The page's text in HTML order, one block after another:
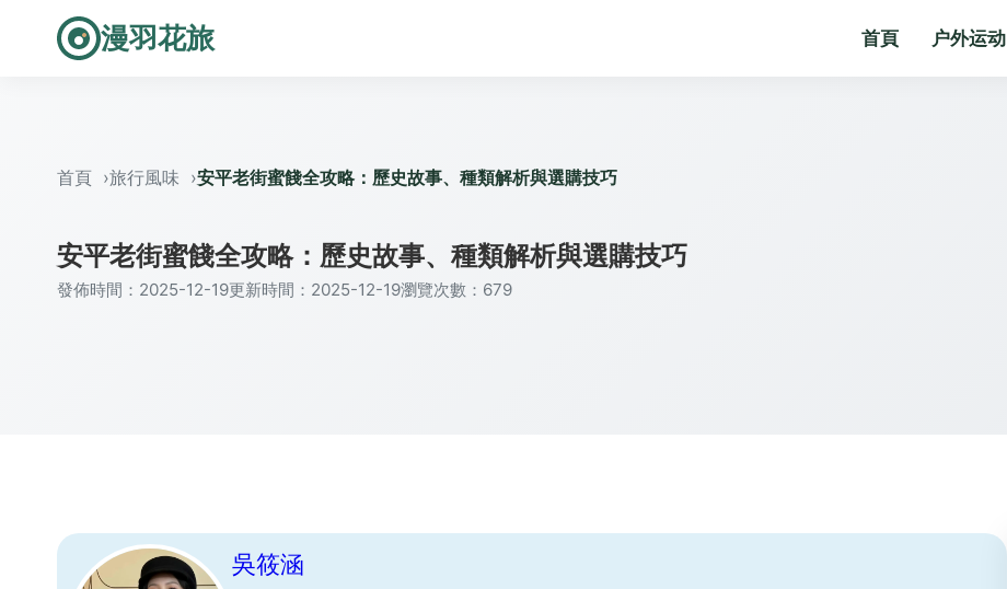
漫羽花旅 首頁 户外运动
首頁 旅行風味 安平老街蜜餞全攻略：歷史故事、種類解析與選購技巧
安平老街蜜餞全攻略：歷史故事、種類解析與選購技巧
發佈時間：2025-12-19更新時間：2025-12-19瀏覽次數：679
吳筱涵